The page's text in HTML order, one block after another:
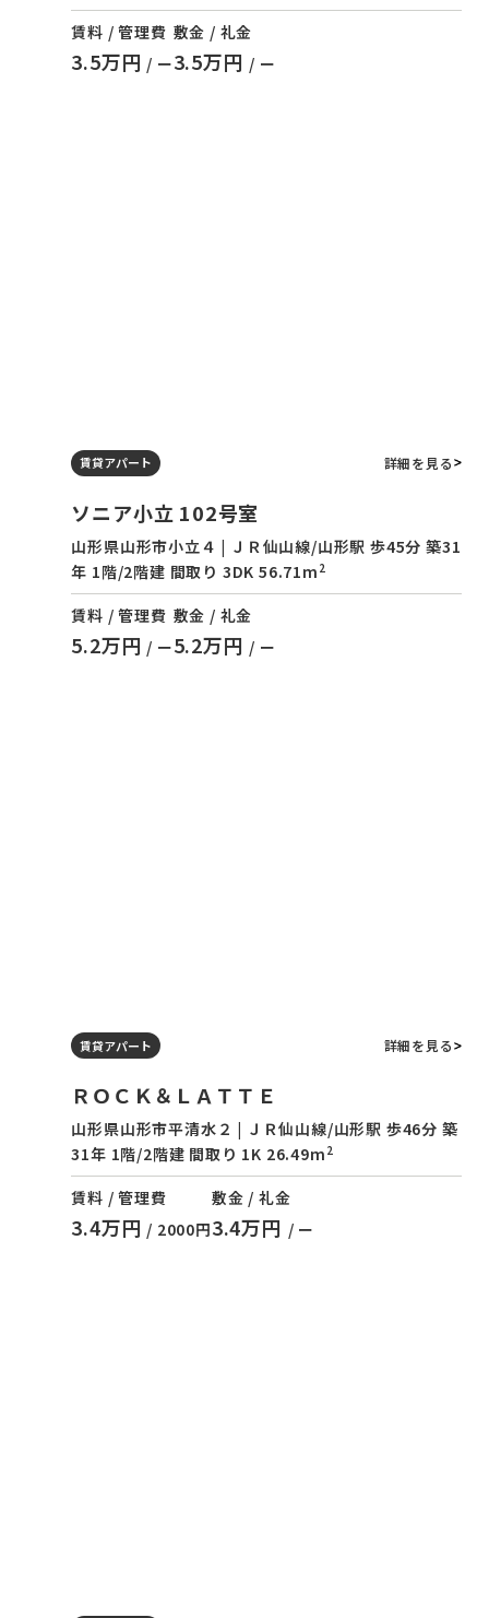
賃料 / 管理費
3.5万円 / ー
敷金 / 礼金
3.5万円 / ー
賃貸アパート 詳細を見る
ソニア小立 102号室
山形県山形市小立４ | ＪＲ仙山線/山形駅 歩45分 築31
年 1階/2階建 間取り 3DK 56.71m 2
賃料 / 管理費
5.2万円 / ー
敷金 / 礼金
5.2万円 / ー
賃貸アパート 詳細を見る
ＲＯＣＫ＆ＬＡＴＴＥ
山形県山形市平清水２ | ＪＲ仙山線/山形駅 歩46分 築
31年 1階/2階建 間取り 1K 26.49m 2
賃料 / 管理費
3.4万円 / 2000円
敷金 / 礼金
3.4万円 / ー